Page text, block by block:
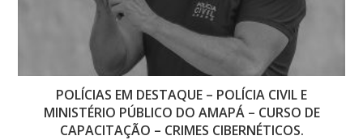
POLÍCIAS EM DESTAQUE – POLÍCIA CIVIL E
MINISTÉRIO PÚBLICO DO AMAPÁ – CURSO DE
CAPACITAÇÃO – CRIMES CIBERNÉTICOS.